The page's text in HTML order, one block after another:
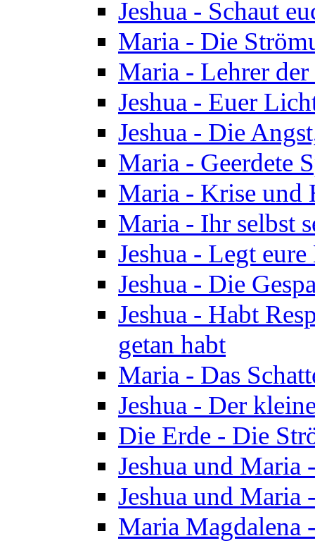
Jeshua - Schaut
Maria - Die
Maria - Lehrer
Jeshua - Euer
Jeshua - Die
Maria - Geerdete
Maria - Krise und
Maria - Ihr selbst
Jeshua - Legt
Jeshua - Die
Jeshua - Habt
getan habt
Maria - Das
Jeshua - Der
Die Erde - Die
Jeshua und Maria
Jeshua und Maria
Maria Magdalena